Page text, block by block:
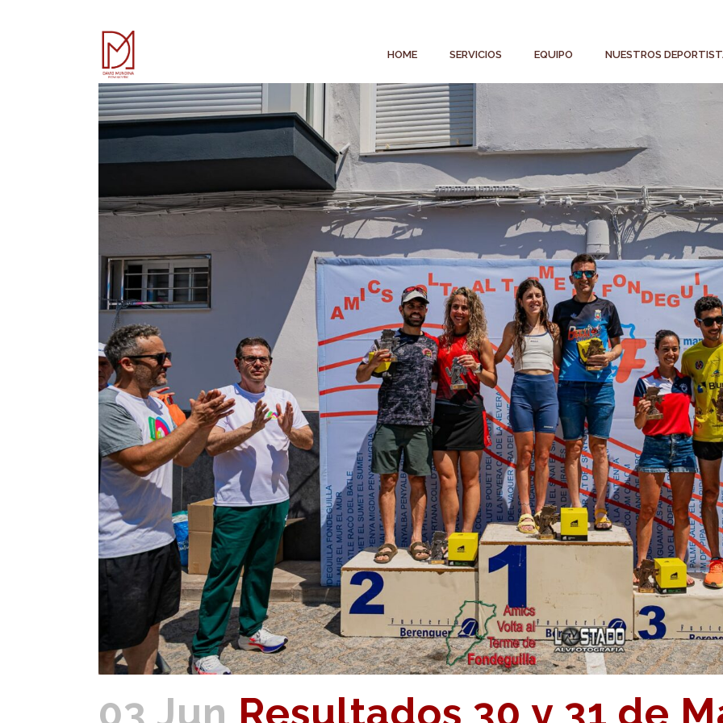
HOME SERVICIOS EQUIPO NUESTROS
03 Jun Resultados 30 y 31 de